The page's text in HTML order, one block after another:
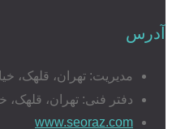
آدرس
مدیریت: تهران، قلهک، خیابان
دفتر فنی: تهران، قلهک،
www.seoraz.com